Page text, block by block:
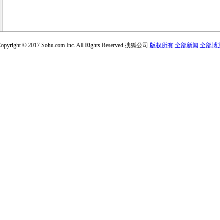
© 2017 Sohu.com Inc. All Rights Reserved.搜狐公司 版权所有 全部新闻 全部博